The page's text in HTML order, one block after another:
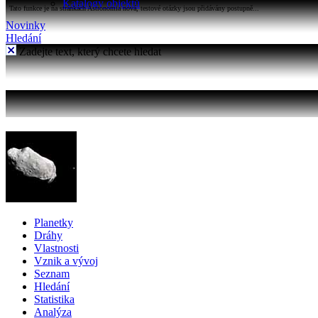
Katalogy objektů
Tato funkce je na stránkách Astronomia nová, testové otázky jsou přidávány postupně...
Novinky
Hledání
Zadejte text, který chcete hledat
Planetky
Dráhy
Vlastnosti
Vznik a vývoj
Seznam
Hledání
Statistika
Analýza